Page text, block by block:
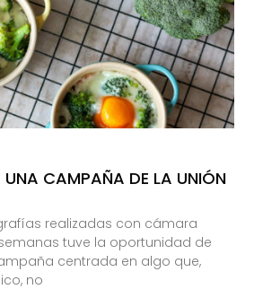
UNA CAMPAÑA DE LA UNIÓN
realizadas con cámara
tuve la oportunidad de
centrada en algo que,
no